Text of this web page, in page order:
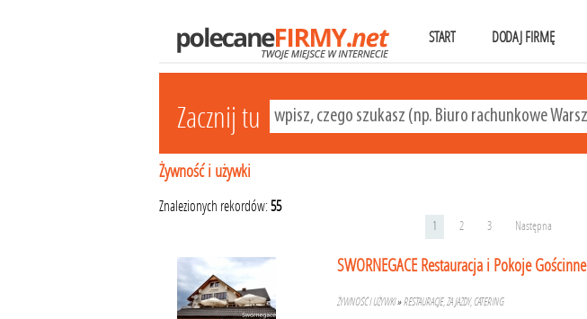
START DODAJ FIRMĘ
Zacznij tu
Żywność i używki
Znalezionych rekordów:55
1 2 3 Następna
SWORNEGACE Restauracja i Pokoje Gościnne
ŻYWNOŚĆ I UŻYWKI»RESTAURACJE, ZAJAZDY, CATERING